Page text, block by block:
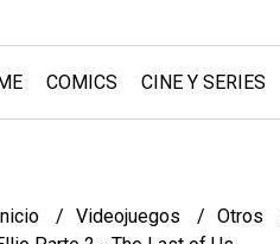
COMICS CINE Y SERIES
Videojuegos
Otros